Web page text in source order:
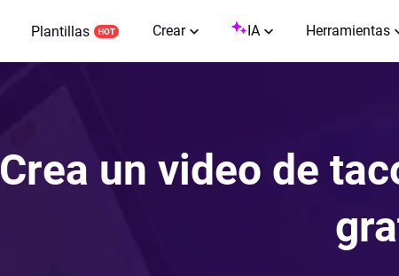
Plantillas Crear IA Herramientas
Crea un video de